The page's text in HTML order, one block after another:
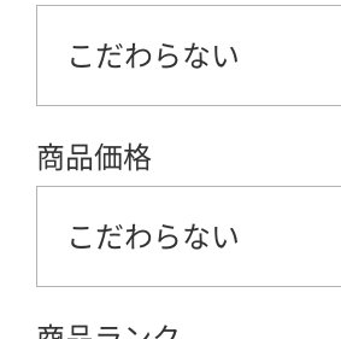
こだわらない
商品価格
こだわらない